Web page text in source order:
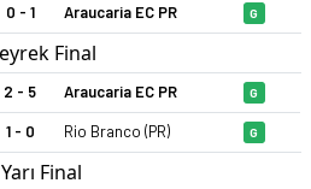
0 - 1 Araucaria EC PR G
Final
2 - 5 Araucaria EC PR G
1 - 0 Rio Branco (PR) G
Yarı Final